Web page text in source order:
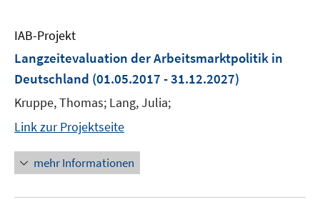
IAB-Projekt
Langzeitevaluation der Arbeitsmarktpolitik in
Deutschland (01.05.2017 - 31.12.2027)
Kruppe, Thomas; Lang, Julia;
Link zur Projektseite
mehr Informationen